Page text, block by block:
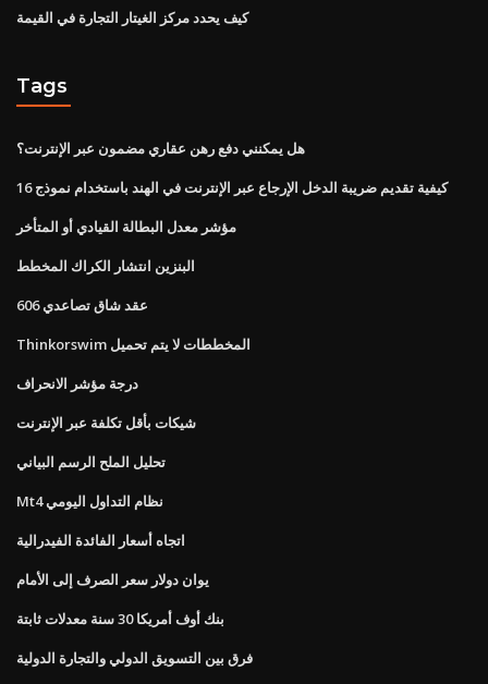
كيف يحدد مركز الغيتار التجارة في القيمة
Tags
هل يمكنني دفع رهن عقاري مضمون عبر الإنترنت؟
كيفية تقديم ضريبة الدخل الإرجاع عبر الإنترنت في الهند باستخدام نموذج 16
مؤشر معدل البطالة القيادي أو المتأخر
البنزين انتشار الكراك المخطط
عقد شاق تصاعدي 606
Thinkorswim المخططات لا يتم تحميل
درجة مؤشر الانحراف
شيكات بأقل تكلفة عبر الإنترنت
تحليل الملح الرسم البياني
Mt4 نظام التداول اليومي
اتجاه أسعار الفائدة الفيدرالية
يوان دولار سعر الصرف إلى الأمام
بنك أوف أمريكا 30 سنة معدلات ثابتة
فرق بين التسويق الدولي والتجارة الدولية